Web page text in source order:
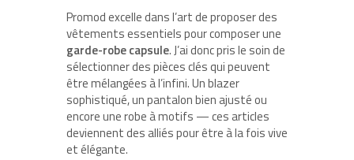
Promod excelle dans l’art de proposer des
vêtements essentiels pour composer une
garde-robe capsule. J’ai donc pris le soin de
sélectionner des pièces clés qui peuvent
être mélangées à l’infini. Un blazer
sophistiqué, un pantalon bien ajusté ou
encore une robe à motifs — ces articles
deviennent des alliés pour être à la fois vive
et élégante.